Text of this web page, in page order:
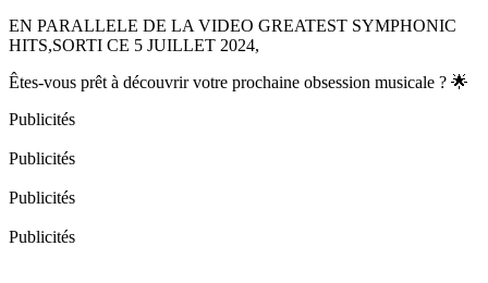
EN PARALLELE DE LA VIDEO GREATEST SYMPHONIC
HITS,SORTI CE 5 JUILLET 2024,
Êtes-vous prêt à découvrir votre prochaine obsession musicale ? 🌟
Publicités
Publicités
Publicités
Publicités